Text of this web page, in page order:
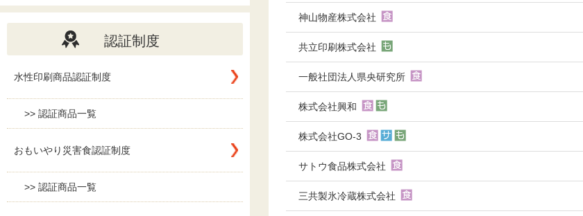
神山物産株式会社
共立印刷株式会社
一般社団法人県央研究所
株式会社興和
株式会社GO-3
サトウ食品株式会社
三共製氷冷蔵株式会社
認証制度
水性印刷商品認証制度
>> 認証商品一覧
おもいやり災害食認証制度
>> 認証商品一覧